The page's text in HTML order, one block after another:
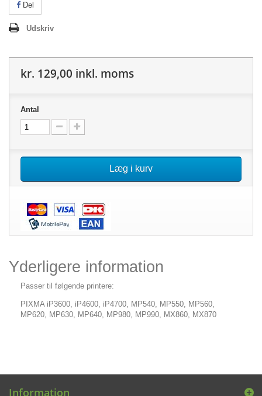
Del
Udskriv
kr. 129,00 inkl. moms
Antal
Læg i kurv
Yderligere information
Passer til følgende printere:
PIXMA iP3600, iP4600, iP4700, MP540, MP550, MP560,
MP620, MP630, MP640, MP980, MP990, MX860, MX870
Information